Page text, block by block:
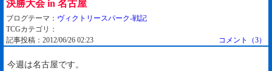
決勝大会 in 名古屋
ブログテーマ： ヴィクトリースパーク-戦記
TCGカテゴリ：
記事投稿：2012/06/26 02:23
コメント（3）
今週は名古屋です。